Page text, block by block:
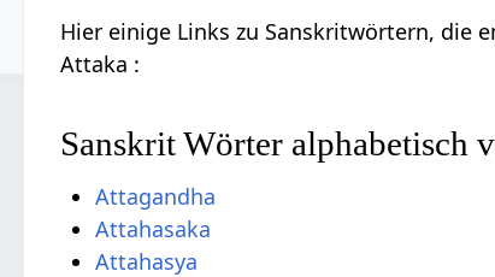
Hier einige Links zu Sanskritwörtern, die
Attaka :
Sanskrit Wörter alphabetisch
Attagandha
Attahasaka
Attahasya